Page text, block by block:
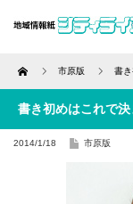
Home 市原版 書
書き初めはこれで決
2014/1/18 市原版